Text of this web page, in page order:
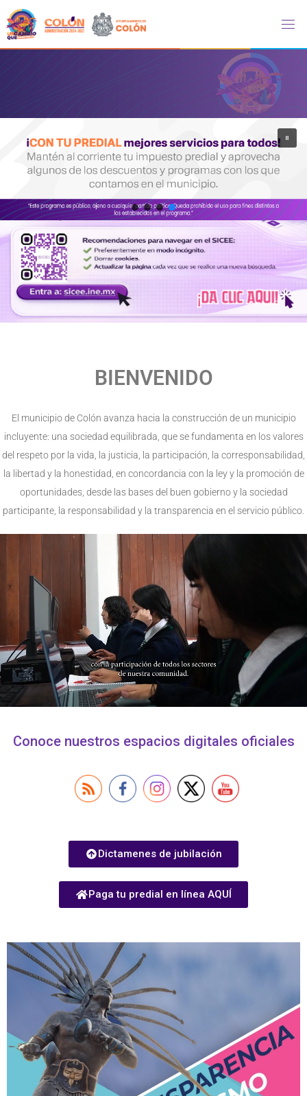
BIENVENIDO
El municipio de Colón avanza hacia la construcción de un municipio
incluyente: una sociedad equilibrada, que se fundamenta en los valores
del respeto por la vida, la justicia, la participación, la corresponsabilidad,
la libertad y la honestidad, en concordancia con la ley y la promoción de
oportunidades, desde las bases del buen gobierno y la sociedad
participante, la responsabilidad y la transparencia en el servicio público.
Conoce nuestros espacios digitales oficiales
Dictamenes de jubilación
Paga tu predial en línea AQUÍ